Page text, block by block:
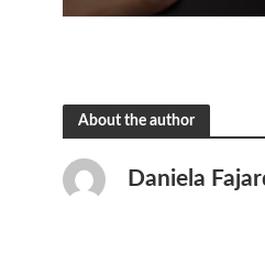
About the author
Daniela